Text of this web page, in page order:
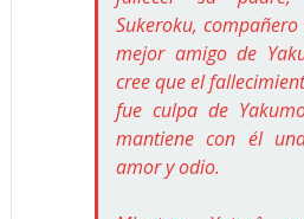
Sukeroku,
mejor amigo de
cree que el
fue culpa de
mantiene con él
amor y odio.